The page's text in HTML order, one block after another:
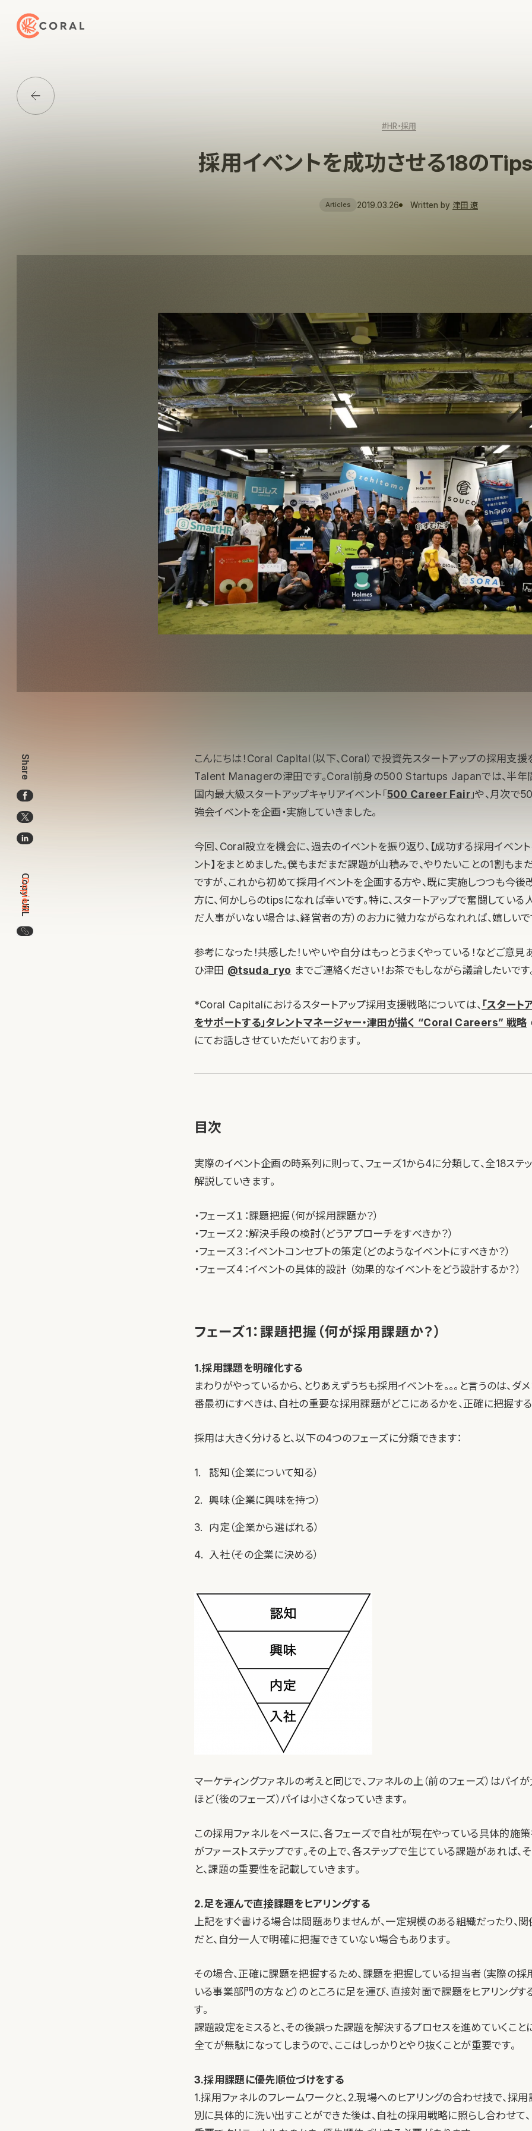
トップページへ戻る
Media一覧に戻る
#HR・採用
採用イベントを成功させる18のTips
Articles 2019.03.26 Written by 津田 遼
Share
Copy URL
Copied!
この記事のURLをコピー
こんにちは！Coral Capital（以下、Coral）で投資先スタートアップの採用支援
Talent Managerの津田です。Coral前身の500 Startups Japanでは、半年
国内最大級スタートアップキャリアイベント「500 Career Fair」や、月次で
強会イベントを企画・実施していきました。
今回、Coral設立を機会に、過去のイベントを振り返り、【成功する採用イベン
ント】をまとめました。僕もまだまだ課題が山積みで、やりたいことの1割もま
ですが、これから初めて採用イベントを企画する方や、既に実施しつつも今後
方に、何かしらのtipsになれば幸いです。特に、スタートアップで奮闘している
だ人事がいない場合は、経営者の方）のお力に微力ながらなれれば、嬉しいで
参考になった！共感した！いやいや自分はもっとうまくやっている！などご意見
ひ津田 @tsuda_ryo までご連絡ください！お茶でもしながら議論したいです
*Coral Capitalにおけるスタートアップ採用支援戦略については、 「スター
をサポートする」タレントマネージャー・津田が描く “Coral Careers” 戦略
にてお話しさせていただいております。
目次
実際のイベント企画の時系列に則って、フェーズ1から4に分類して、全18ステ
解説していきます。
・フェーズ１：課題把握（何が採用課題か？）
・フェーズ２：解決手段の検討（どうアプローチをすべきか？）
・フェーズ３：イベントコンセプトの策定（どのようなイベントにすべきか？）
・フェーズ４：イベントの具体的設計 （効果的なイベントをどう設計するか？）
フェーズ1：課題把握（何が採用課題か？）
1.採用課題を明確化する
まわりがやっているから、とりあえずうちも採用イベントを。。。と言うのは、ダ
番最初にすべきは、自社の重要な採用課題がどこにあるかを、正確に把握する
採用は大きく分けると、以下の4つのフェーズに分類できます：
認知（企業について知る）
興味（企業に興味を持つ）
内定（企業から選ばれる）
入社（その企業に決める）
マーケティングファネルの考えと同じで、ファネルの上（前のフェーズ）はパイが
ほど（後のフェーズ）パイは小さくなっていきます。
この採用ファネルをベースに、各フェーズで自社が現在やっている具体的施
がファーストステップです。その上で、各ステップで生じている課題があれば、
と、課題の重要性を記載していきます。
2.足を運んで直接課題をヒアリングする
上記をすぐ書ける場合は問題ありませんが、一定規模のある組織だったり、
だと、自分一人で明確に把握できていない場合もあります。
その場合、正確に課題を把握するため、課題を把握している担当者（実際の
いる事業部門の方など）のところに足を運び、直接対面で課題をヒアリングす
す。
課題設定をミスると、その後誤った課題を解決するプロセスを進めていくこと
全てが無駄になってしまうので、ここはしっかりとやり抜くことが重要です。
3.採用課題に優先順位づけをする
1.採用ファネルのフレームワークと、2.現場へのヒアリングの合わせ技で、採
別に具体的に洗い出すことができた後は、自社の採用戦略に照らし合わせて